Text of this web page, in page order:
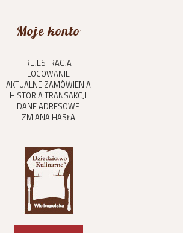
Moje konto
REJESTRACJA
LOGOWANIE
AKTUALNE ZAMÓWIENIA
HISTORIA TRANSAKCJI
DANE ADRESOWE
ZMIANA HASŁA